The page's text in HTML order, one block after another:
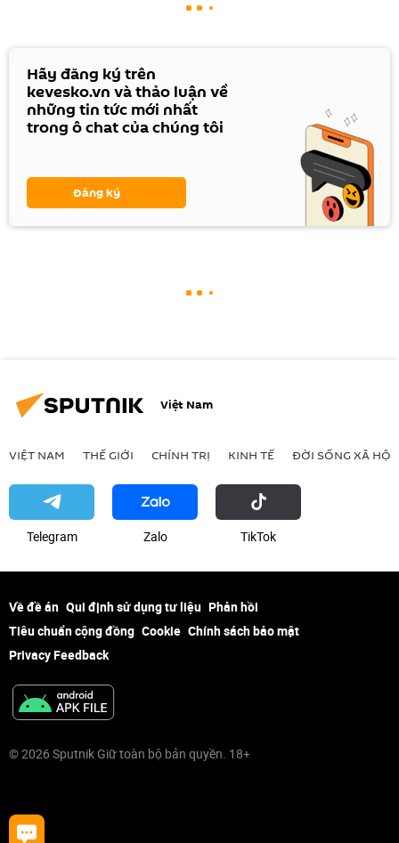
Hãy đăng ký trên
kevesko.vn và thảo luận về
những tin tức mới nhất
trong ô chat của chúng tôi
Đăng ký
Việt Nam
VIỆT NAM THẾ GIỚI CHÍNH TRỊ KINH TẾ ĐỜI SỐNG XÃ HỘI
Telegram Zalo ТikТоk
Về đề án Qui định sử dụng tư liệu Phản hồi
Tiêu chuẩn cộng đồng Cookie Chính sách bảo mật
Privacy Feedback
© 2026 Sputnik Giữ toàn bộ bản quyền. 18+